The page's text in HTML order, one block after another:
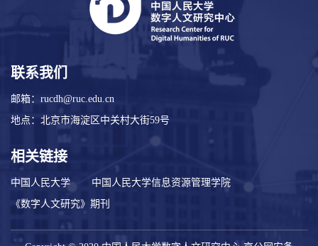
联系我们
邮箱：rucdh@ruc.edu.cn
地点：北京市海淀区中关村大街59号
相关链接
中国人民大学
中国人民大学信息资源管理学院
《数字人文研究》期刊